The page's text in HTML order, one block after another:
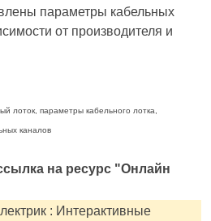
параметры кабельных
от производителя и
лоток, параметры кабельного лотка,
каналов
на ресурс "Онлайн
: Интерактивные